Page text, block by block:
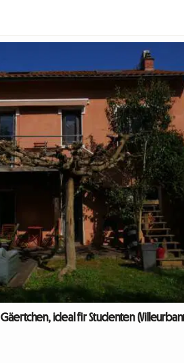
ideal fir Studenten